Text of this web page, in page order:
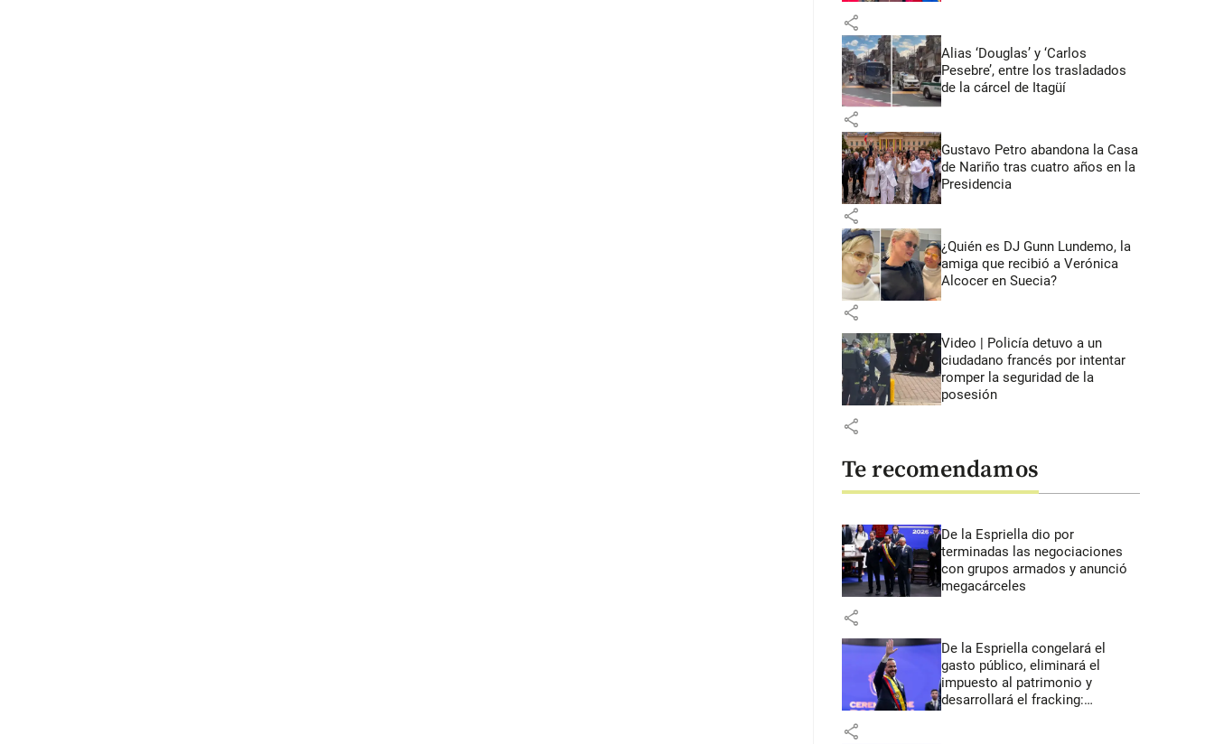
share
Alias ‘Douglas’ y ‘Carlos
Pesebre’, entre los trasladados
de la cárcel de Itagüí
share
Gustavo Petro abandona la Casa
de Nariño tras cuatro años en la
Presidencia
share
¿Quién es DJ Gunn Lundemo, la
amiga que recibió a Verónica
Alcocer en Suecia?
share
Video | Policía detuvo a un
ciudadano francés por intentar
romper la seguridad de la
posesión
share
Te recomendamos
De la Espriella dio por
terminadas las negociaciones
con grupos armados y anunció
megacárceles
share
De la Espriella congelará el
gasto público, eliminará el
impuesto al patrimonio y
desarrollará el fracking:
share